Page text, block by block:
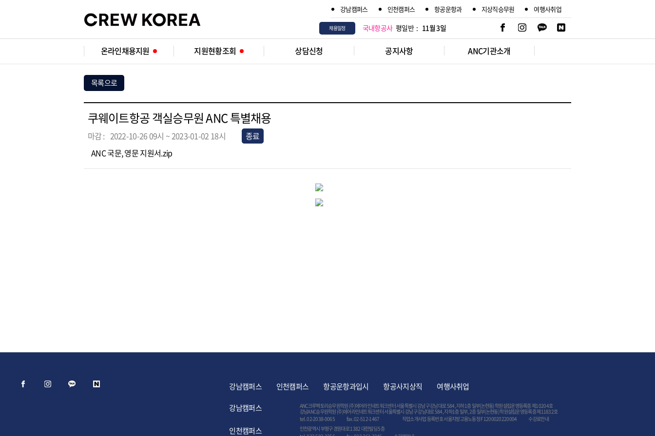
강남캠퍼스 인천캠퍼스 항공운항과 지상직승무원 여행사취업
채용일정 국내항공사 평일반 : 11월 3일
온라인채용지원 지원현황조회 상담신청 공지사항 ANC기관소개
목록으로
쿠웨이트항공 객실승무원 ANC 특별채용
마감 : 2022-10-26 09시 ~ 2023-01-02 18시
종료
ANC 국문, 영문 지원서.zip
강남캠퍼스 인천캠퍼스 항공운항과입시 항공사지상직
여행사취업
강남캠퍼스
ANC크루팩토리승무원학원 (주)에어라인네트워크센터 서울특별시 강남구 강남대로 584, 지하1층 일부(논현동) 학원설립운영등록증 제10204호
강남ANC승무원학원 (주)에어라인네트워크센터 서울특별시 강남구 강남대로 584, 지하1층 일부, 2층 일부(논현동) 학원설립운영등록증 제11832호
tel. 02-2038-0065
fax. 02-512-1467 직업소개사업 등록번호 서울지방고용노동청 F1200020220004 수강료안내
인천캠퍼스
인천광역시 부평구 경원대로 1382 대한빌딩 5층